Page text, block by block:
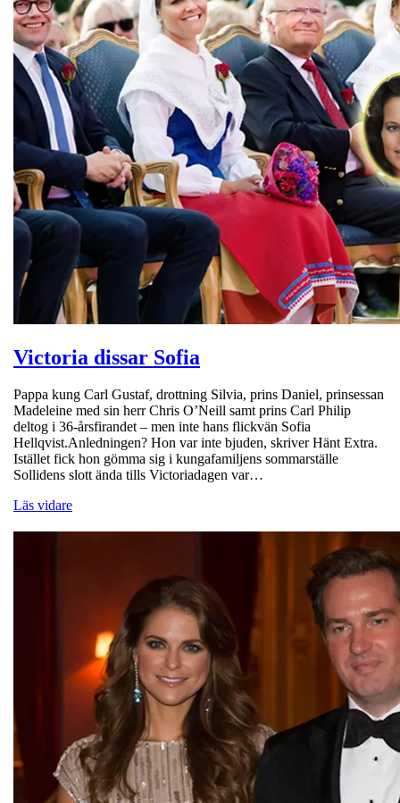
Victoria dissar Sofia
Pappa kung Carl Gustaf, drottning Silvia, prins Daniel, prinsessan
Madeleine med sin herr Chris O’Neill samt prins Carl Philip
deltog i 36-årsfirandet – men inte hans flickvän Sofia
Hellqvist.Anledningen? Hon var inte bjuden, skriver Hänt Extra.
Istället fick hon gömma sig i kungafamiljens sommarställe
Sollidens slott ända tills Victoriadagen var…
Läs vidare